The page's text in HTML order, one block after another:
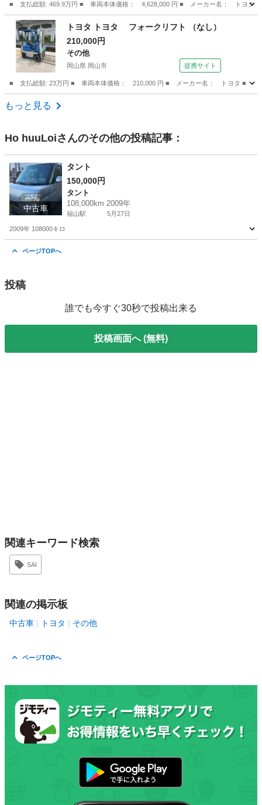
■ 支払総額: 469.9万円 ■ 車両本体価格： 4,628,000 円 ■ メーカー名： トヨタ
広島 広島市 ハリアー
トヨタ トヨタ フォークリフト （なし）
210,000円
その他
岡山県 岡山市 提携サイト
■ 支払総額: 23万円 ■ 車両本体価格： 210,000 円 ■ メーカー名： トヨタ ■
岡山 岡山市
もっと見る
Ho huuLoiさんのその他の投稿記事：
中古車
タント
150,000円
タント
108,000km 2009年
福山駅 5月27日
2009年 108000キロ
ページTOPへ
投稿
誰でも今すぐ30秒で投稿出来る
投稿画面へ (無料)
関連キーワード検索
SAI
関連の掲示板
中古車 トヨタ その他
ページTOPへ